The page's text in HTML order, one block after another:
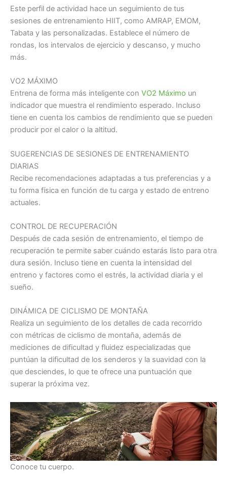
Este perfil de actividad hace un seguimiento de tus
sesiones de entrenamiento HIIT, como AMRAP, EMOM,
Tabata y las personalizadas. Establece el número de
rondas, los intervalos de ejercicio y descanso, y mucho
más.
VO2 MÁXIMO
Entrena de forma más inteligente con VO2 Máximo un
indicador que muestra el rendimiento esperado. Incluso
tiene en cuenta los cambios de rendimiento que se pueden
producir por el calor o la altitud.
SUGERENCIAS DE SESIONES DE ENTRENAMIENTO
DIARIAS
Recibe recomendaciones adaptadas a tus preferencias y a
tu forma física en función de tu carga y estado de entreno
actuales.
CONTROL DE RECUPERACIÓN
Después de cada sesión de entrenamiento, el tiempo de
recuperación te permite saber cuándo estarás listo para otra
dura sesión. Incluso tiene en cuenta la intensidad del
entreno y factores como el estrés, la actividad diaria y el
sueño.
DINÁMICA DE CICLISMO DE MONTAÑA
Realiza un seguimiento de los detalles de cada recorrido
con métricas de ciclismo de montaña, además de
mediciones de dificultad y fluidez especializadas que
puntúan la dificultad de los senderos y la suavidad con la
que desciendes, lo que te ofrece una puntuación que
superar la próxima vez.
Conoce tu cuerpo.